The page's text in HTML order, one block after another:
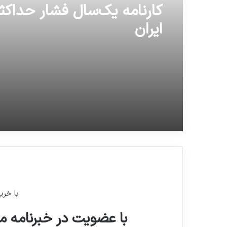
کارنامه یک‌سال فشار
ایران
با
با عضویت در خبرنامه